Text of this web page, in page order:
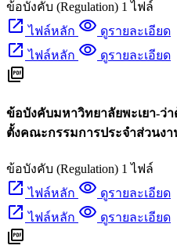
ข้อบังคับ (Regulation) 1 ไฟล์
open_in_new ไฟล์หลัก visibility ดูรายละเอียด
open_in_new ไฟล์หลัก visibility ดูรายละเอียด
picture_as_pdf
ข้อบังคับมหาวิทยาลัยพะเยา-ว่
ตั้งคณะกรรมการประจำส่วนงา
ข้อบังคับ (Regulation) 1 ไฟล์
open_in_new ไฟล์หลัก visibility ดูรายละเอียด
open_in_new ไฟล์หลัก visibility ดูรายละเอียด
picture_as_pdf